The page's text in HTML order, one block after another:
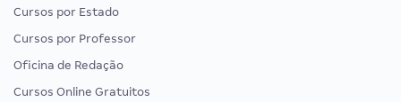
Cursos por Estado
Cursos por Professor
Oficina de Redação
Cursos Online Gratuitos